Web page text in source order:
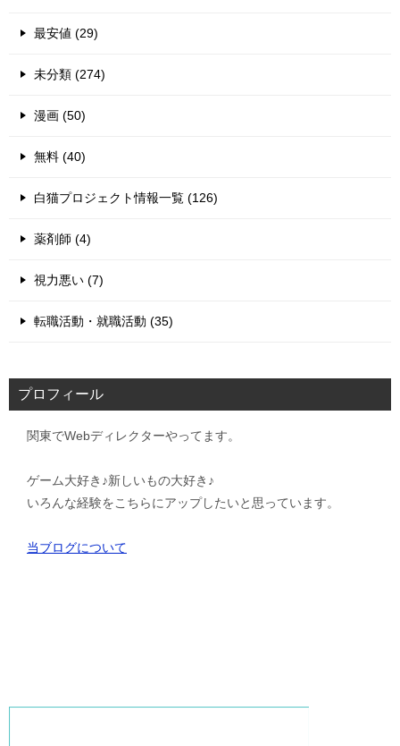
最安値 (29)
未分類 (274)
漫画 (50)
無料 (40)
白猫プロジェクト情報一覧 (126)
薬剤師 (4)
視力悪い (7)
転職活動・就職活動 (35)
プロフィール
関東でWebディレクターやってます。
ゲーム大好き♪新しいもの大好き♪
いろんな経験をこちらにアップしたいと思っています。
当ブログについて